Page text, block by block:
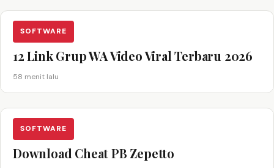
SOFTWARE
12 Link Grup WA Video Viral Terbaru 2026
58 menit lalu
SOFTWARE
Download Cheat PB Zepetto